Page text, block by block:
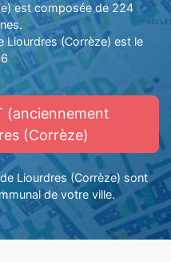
est composée de 224
Liourdres (Corrèze) est le
(anciennement
(Corrèze)
Liourdres (Corrèze) sont
de votre ville.